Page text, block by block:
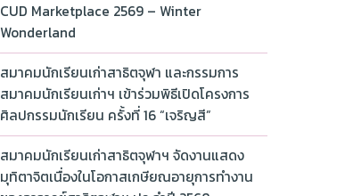
CUD Marketplace 2569 – Winter
Wonderland
สมาคมนักเรียนเก่าสาธิตจุฬา และกรรมการ
สมาคมนักเรียนเก่าฯ เข้าร่วมพิธีเปิดโครงการ
ศิลปกรรมนักเรียน ครั้งที่ 16 “เจริญสี”
สมาคมนักเรียนเก่าสาธิตจุฬาฯ จัดงานแสดง
มุทิตาจิตเนื่องในโอกาสเกษียณอายุการทำงาน